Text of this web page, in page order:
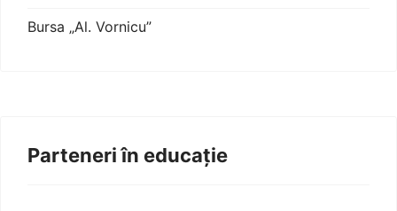
Bursa „Al. Vornicu”
Parteneri în educație